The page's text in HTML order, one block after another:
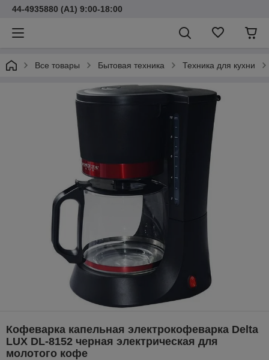
44-4935880 (A1) 9:00-18:00
Все товары Бытовая техника Техника для кухни
Кофеварка капельная электрокофеварка Delta
LUX DL-8152 черная электрическая для
молотого кофе